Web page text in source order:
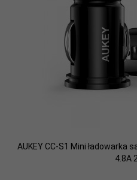
AUKEY CC-S1 Mini ładowarka
4.8A